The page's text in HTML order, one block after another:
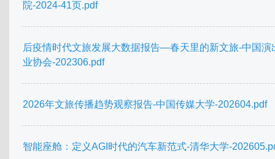
院-2024-41页.pdf
后疫情时代文旅发展大数据报告—春天里的新文旅-中国演
业协会-202306.pdf
2026年文旅传播趋势观察报告-中国传媒大学-202604.pdf
智能座舱：定义AGI时代的汽车新范式-清华大学-